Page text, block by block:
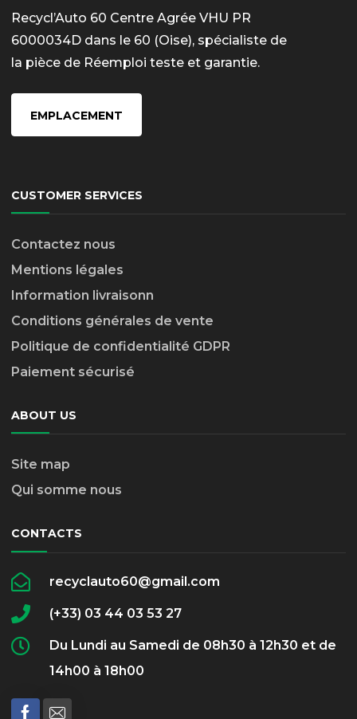
Recycl’Auto 60 Centre Agrée VHU PR
6000034D dans le 60 (Oise), spécialiste de
la pièce de Réemploi teste et garantie.
EMPLACEMENT
CUSTOMER SERVICES
Contactez nous
Mentions légales
Information livraisonn
Conditions générales de vente
Politique de confidentialité GDPR
Paiement sécurisé
ABOUT US
Site map
Qui somme nous
CONTACTS
recyclauto60@gmail.com
(+33) 03 44 03 53 27
Du Lundi au Samedi de 08h30 à 12h30 et de
14h00 à 18h00